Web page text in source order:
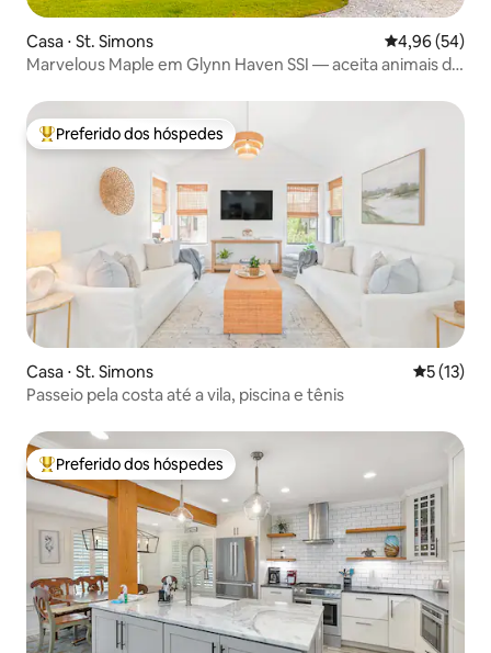
Casa ⋅ St. Simons 4,96 de uma
4,96 (54)
Marvelous Maple em Glynn Haven SSI — aceita animais de
Entre os melhores preferidos dos hóspedes
Preferido dos hóspedes
Casa ⋅ St. Simons 5 de uma
5 (13)
Passeio pela costa até a vila, piscina e tênis
Entre os melhores preferidos dos hóspedes
Preferido dos hóspedes